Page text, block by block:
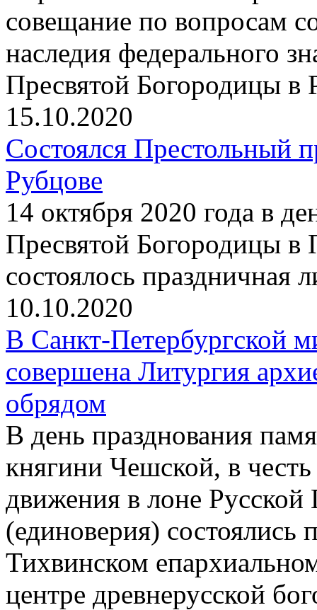
совещание по вопросам
наследия федерального
Пресвятой Богородицы в
15.10.2020
Состоялся Престольный
Рубцове
14 октября 2020 года в
Пресвятой Богородицы в
состоялось праздничная
10.10.2020
В Санкт-Петербургской
совершена Литургия
обрядом
В день празднования
княгини Чешской, в
движения в лоне
(единоверия) состоялись
Тихвинском
центре древнерусской